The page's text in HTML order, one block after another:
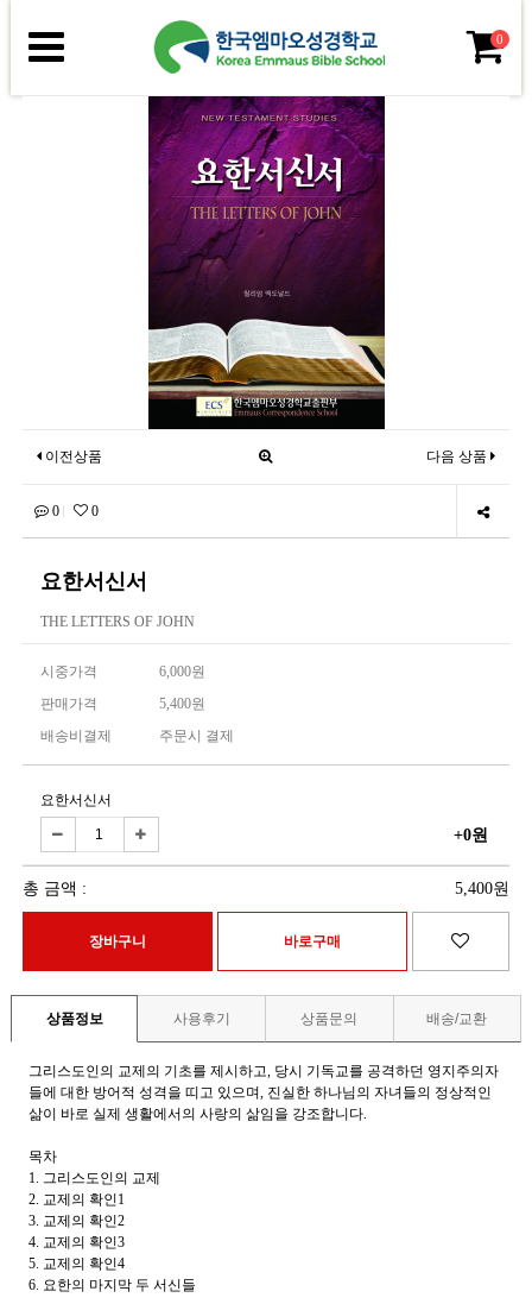
0
이전상품 다음 상품
0 0
요한서신서
THE LETTERS OF JOHN
시중가격
6,000원
판매가격
5,400원
배송비결제
주문시 결제
요한서신서
+0원
총 금액 : 5,400원
상품정보 사용후기 상품문의 배송/교환
그리스도인의 교제의 기초를 제시하고, 당시 기독교를 공격하던 영지주의자
들에 대한 방어적 성격을 띠고 있으며, 진실한 하나님의 자녀들의 정상적인
삶이 바로 실제 생활에서의 사랑의 삶임을 강조합니다.
목차
1. 그리스도인의 교제
2. 교제의 확인1
3. 교제의 확인2
4. 교제의 확인3
5. 교제의 확인4
6. 요한의 마지막 두 서신들